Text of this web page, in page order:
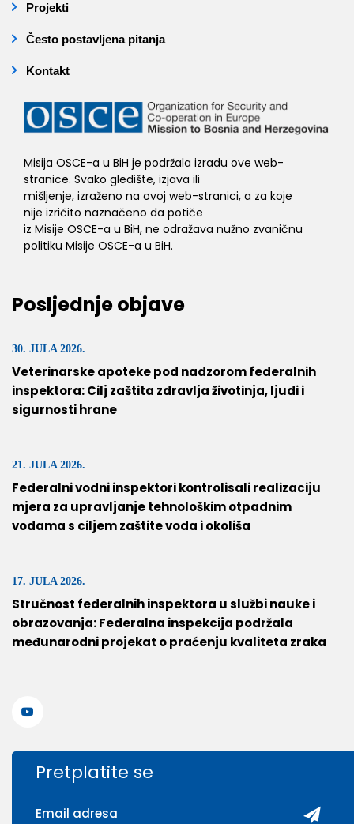
Projekti
Često postavljena pitanja
Kontakt
Misija OSCE-a u BiH je podržala izradu ove web-
stranice. Svako gledište, izjava ili
mišljenje, izraženo na ovoj web-stranici, a za koje
nije izričito naznačeno da potiče
iz Misije OSCE-a u BiH, ne odražava nužno zvaničnu
politiku Misije OSCE-a u BiH.
Posljednje objave
30. JULA 2026.
Veterinarske apoteke pod nadzorom federalnih
inspektora: Cilj zaštita zdravlja životinja, ljudi i
sigurnosti hrane
21. JULA 2026.
Federalni vodni inspektori kontrolisali realizaciju
mjera za upravljanje tehnološkim otpadnim
vodama s ciljem zaštite voda i okoliša
17. JULA 2026.
Stručnost federalnih inspektora u službi nauke i
obrazovanja: Federalna inspekcija podržala
međunarodni projekat o praćenju kvaliteta zraka
Pretplatite se